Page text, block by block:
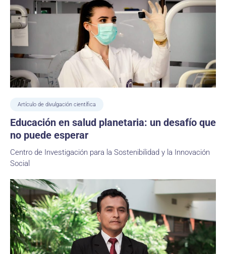
Artículo de divulgación científica
Educación en salud planetaria: un desafío que
no puede esperar
Centro de Investigación para la Sostenibilidad y la Innovación
Social